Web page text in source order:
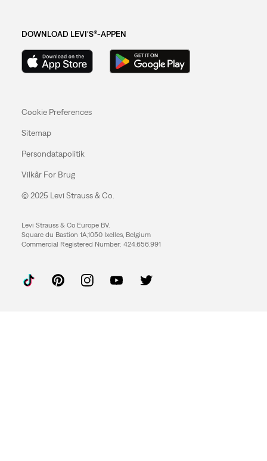
DOWNLOAD LEVI'S®-APPEN
Cookie Preferences
Sitemap
Persondatapolitik
Vilkår For Brug
© 2025 Levi Strauss & Co.
Levi Strauss & Co Europe BV.
Square du Bastion 1A,1050 Ixelles, Belgium
Commercial Registered Number: 424.656.991